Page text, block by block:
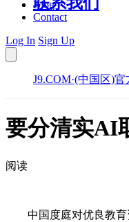
Blog
Contact
Log In Sign Up
J9.COM·(中国区)
要分清实AI
阅读
中国度庭对优良教育资